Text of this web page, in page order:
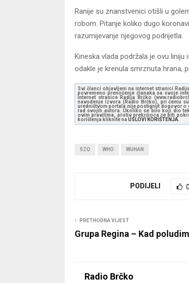
Ranije su znanstvenici otišli u
robom. Pitanje koliko dugo
razumijevanje njegovog podrijetla.
Kineska vlada podržala je ovu
odakle je krenula smrznuta hrana,
Svi članci objavljeni na internet stranici
povremeno prenošenje članaka sa svoje
Internet stranice Radija Brčko
navođenje izvora (Radio Brčko), pri čemu
uredništvom portala nije postignut dogovor
rad svojih autora. Ukoliko se bilo koji dio
ovim pravilima, protiv prekršioca će biti
korištenja kliknite naUSLOVI KORIŠTENJA.
SZO WHO WUHAN
PODIJELI 0
PRETHODNA VIJEST
Grupa Regina – Kad
Radio Brčko